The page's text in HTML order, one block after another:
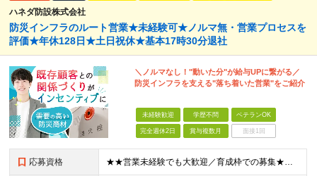
ハネダ防設株式会社
防災インフラのルート営業★未経験可★ノルマ無・営業プロセスを
評価★年休128日★土日祝休★基本17時30分退社
＼ノルマなし！"動いた分"が給与UPに繋がる／
防災インフラを支える"落ち着いた営業"をご紹介
未経験歓迎 学歴不問 ベテランOK
完全週休2日 賞与複数月 面接1回
応募資格 ★★営業未経験でも大歓迎／育成枠での募集★★ ■学歴不問 ■第二新卒歓迎 ■20代30代活躍中 ＼＼入社後は研修からスタートで安心／／ 今回は育成枠での採用のため、 商品の知識や営業の進め方を学ぶと